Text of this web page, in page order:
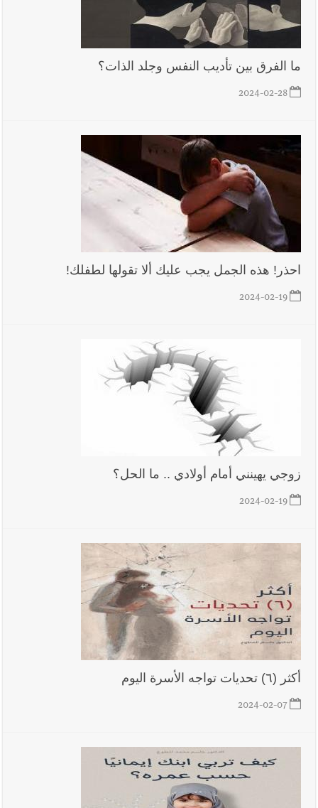
ما الفرق بين تأديب النفس وجلد الذات؟
2024-02-28
احذر! هذه الجمل يجب عليك ألا تقولها لطفلك!
2024-02-19
زوجي يهينني أمام أولادي .. ما الحل؟
2024-02-19
أكثر (٦) تحديات تواجه الأسرة اليوم
2024-02-07